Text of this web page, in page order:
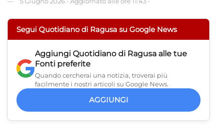
Segui Quotidiano di Ragusa su Google News
Aggiungi Quotidiano di Ragusa alle tue
Fonti preferite
Quando cercherai una notizia, troverai più
facilmente i nostri articoli su Google News.
AGGIUNGI